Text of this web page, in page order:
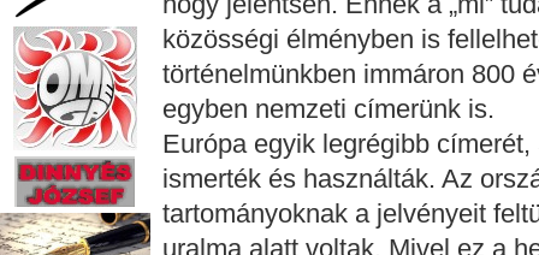
közösségi élményben is
történelmünkben immáron 800
egyben nemzeti címerünk is.
Európa egyik legrégibb
ismerték és használták. Az
tartományoknak a jelvényeit
uralma alatt voltak. Mivel ez a